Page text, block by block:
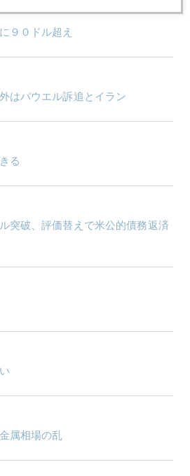
９０ドル超え
はパウエル訴追とイラン
る
突破、評価替えで米公的債務返済
属相場の乱